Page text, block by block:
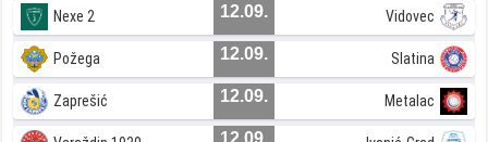
Nexe 2 12.09. Vidovec
Požega 12.09. Slatina
Zaprešić 12.09. Metalac
12.09.